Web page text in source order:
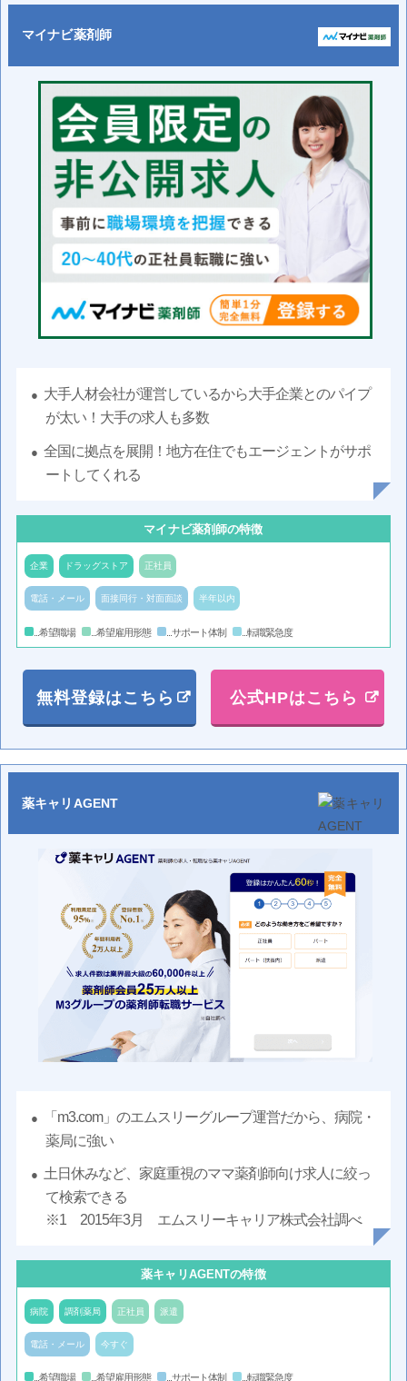
マイナビ薬剤師
大手人材会社が運営しているから大手企業とのパイプ
が太い！大手の求人も多数
全国に拠点を展開！地方在住でもエージェントがサポ
ートしてくれる
マイナビ薬剤師の特徴
企業 ドラッグストア 正社員
電話・メール 面接同行・対面面談 半年以内
...希望職場 ...希望雇用形態 ...サポート体制 ...転職緊急度
無料登録はこちら 公式HPはこちら
薬キャリAGENT
「m3.com」のエムスリーグループ運営だから、病院・
薬局に強い
土日休みなど、家庭重視のママ薬剤師向け求人に絞っ
て検索できる
※1 2015年3月 エムスリーキャリア株式会社調べ
薬キャリAGENTの特徴
病院 調剤薬局 正社員 派遣
電話・メール 今すぐ
...希望職場 ...希望雇用形態 ...サポート体制 ...転職緊急度